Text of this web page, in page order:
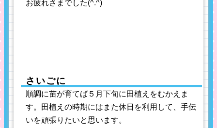
お疲れさまでした(^.^)
さいごに
順調に苗が育てば５月下旬に田植えをむかえま
す。田植えの時期にはまた休日を利用して、手伝
いを頑張りたいと思います。